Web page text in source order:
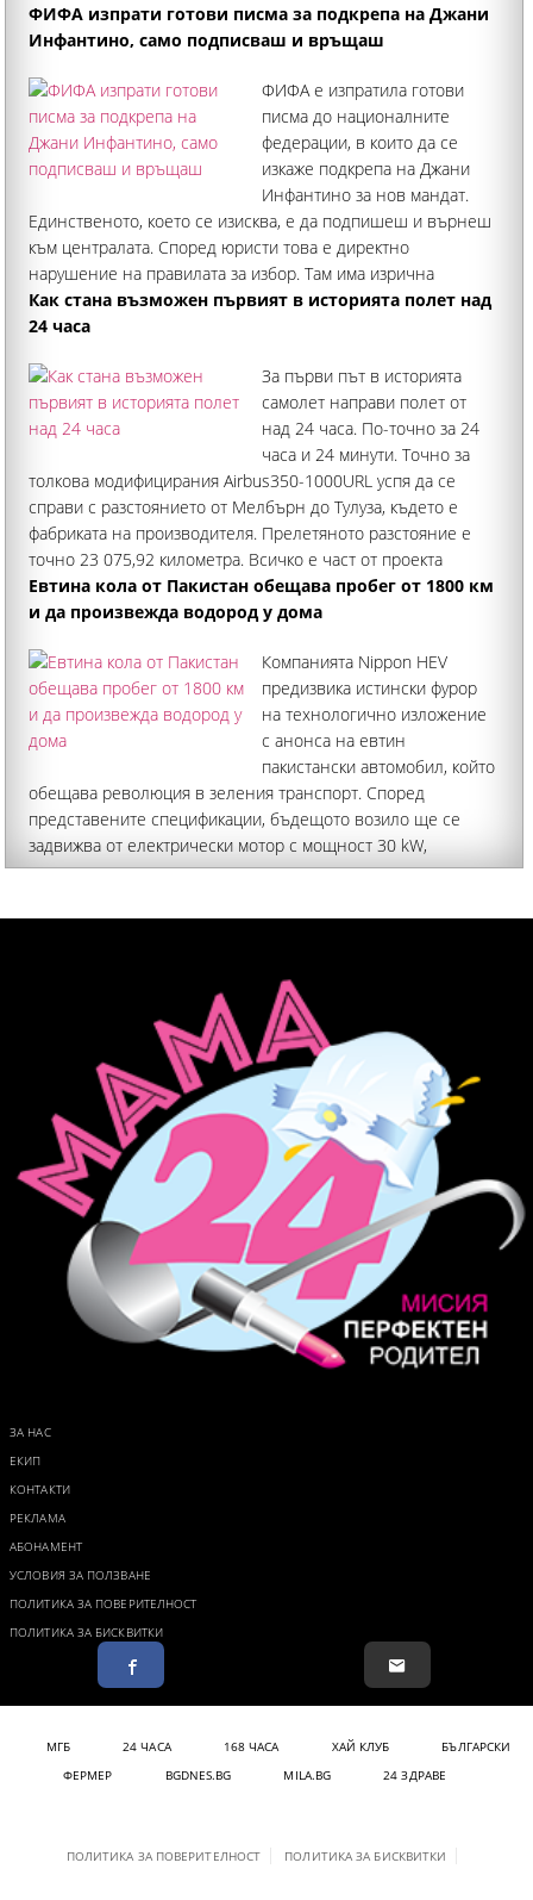
ФИФА изпрати готови писма за подкрепа на Джани
Инфантино, само подписваш и връщаш
ФИФА е изпратила готови
писма до националните
федерации, в които да се
изкаже подкрепа на Джани
Инфантино за нов мандат.
Единственото, което се изисква, е да подпишеш и върнеш
към централата. Според юристи това е директно
нарушение на правилата за избор. Там има изрична
забрана кандидатът да комуникира през официалните
канали на ФИФА
Как стана възможен първият в историята полет над
24 часа
За първи път в историята
самолет направи полет от
над 24 часа. По-точно за 24
часа и 24 минути. Точно за
толкова модифицирания Airbus350-1000URL успя да се
справи с разстоянието от Мелбърн до Тулуза, където е
фабриката на производителя. Прелетяното разстояние е
точно 23 075,92 километра. Всичко е част от проекта
"Слънчев изгрев" на австралийската
Евтина кола от Пакистан обещава пробег от 1800 км
и да произвежда водород у дома
Компанията Nippon HEV
предизвика истински фурор
на технологично изложение
с анонса на евтин
пакистански автомобил, който
обещава революция в зеления транспорт. Според
представените спецификации, бъдещото возило ще се
задвижва от електрически мотор с мощност 30 kW,
развиващ максимална скорост от 90 км/ч
ЗА НАС
ЕКИП
КОНТАКТИ
РЕКЛАМА
АБОНАМЕНТ
УСЛОВИЯ ЗА ПОЛЗВАНЕ
ПОЛИТИКА ЗА ПОВЕРИТЕЛНОСТ
ПОЛИТИКА ЗА БИСКВИТКИ
МГБ 24 ЧАСА 168 ЧАСА ХАЙ КЛУБ
БЪЛГАРСКИ
ФЕРМЕР
BGDNES.BG MILA.BG 24 ЗДРАВЕ
ПОЛИТИКА ЗА ПОВЕРИТЕЛНОСТ ПОЛИТИКА ЗА БИСКВИТКИ